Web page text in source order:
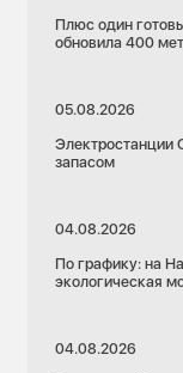
Плюс один
обновила 400
05.08.2026
Электростанции
запасом
04.08.2026
По графику: на
экологическая
04.08.2026